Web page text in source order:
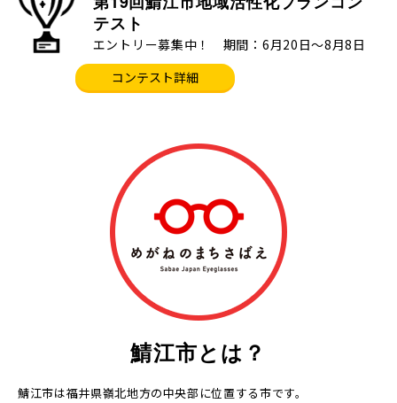
テスト
エントリー募集中！ 期間：6月20日～8月8日
コンテスト詳細
鯖江市とは？
鯖江市は福井県嶺北地方の中央部に位置する市です。